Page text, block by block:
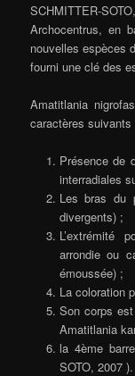
SCHMITTER-
Archocentrus, en
nouvelles espèces
fourni une clé des
Amatitlania
caractères suivants
Présence de
interradiales
Les bras du
divergents) ;
L’extrémité
arrondie ou
émoussée) ;
La coloration
Son corps
Amatitlania
la 4ème
SOTO, 2007 ).